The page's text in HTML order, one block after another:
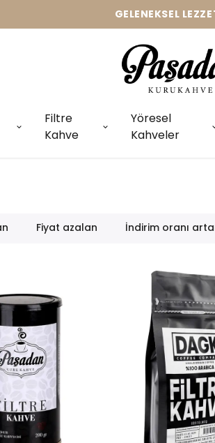
GELENEKSEL
Filtre
Kahve
Yöresel
Kahveler
Fiyat azalan İndirim oranı